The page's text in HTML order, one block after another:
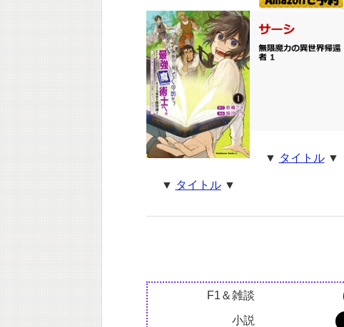
▼ タイトル▼
▼ タイトル▼
F1＆雑談
小説